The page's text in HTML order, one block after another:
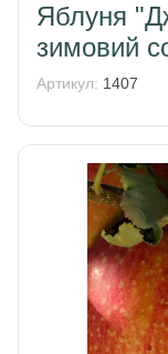
Яблуня
зимовий
Артикул: 1407